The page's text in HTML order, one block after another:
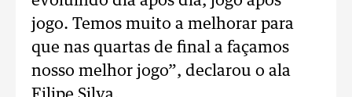
jogo. Temos muito a melhorar para
que nas quartas de final a façamos
nosso melhor jogo”, declarou o ala